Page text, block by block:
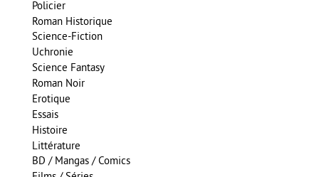
Policier
Roman Historique
Science-Fiction
Uchronie
Science Fantasy
Roman Noir
Erotique
Essais
Histoire
Littérature
BD / Mangas / Comics